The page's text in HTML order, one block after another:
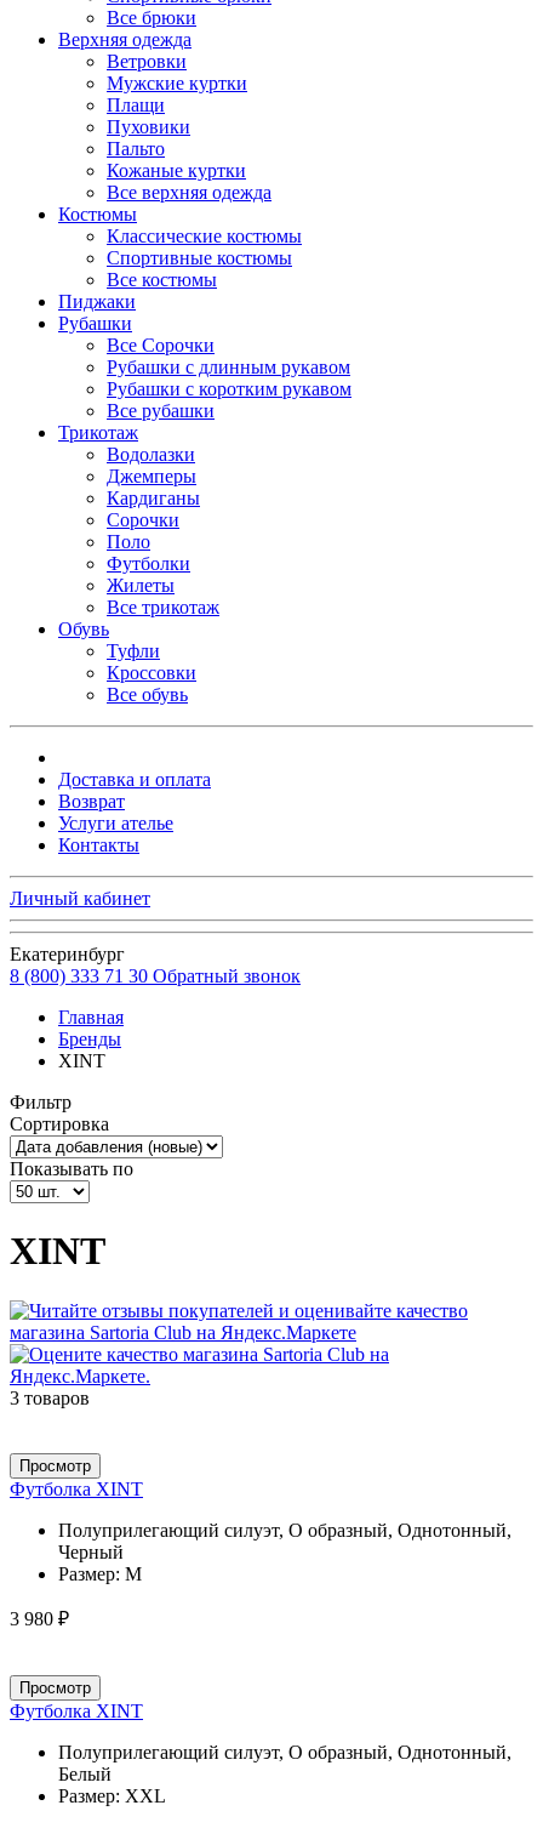
Все брюки
Верхняя одежда
Ветровки
Мужские куртки
Плащи
Пуховики
Пальто
Кожаные куртки
Все верхняя одежда
Костюмы
Классические костюмы
Спортивные костюмы
Все костюмы
Пиджаки
Рубашки
Все Сорочки
Рубашки с длинным рукавом
Рубашки с коротким рукавом
Все рубашки
Трикотаж
Водолазки
Джемперы
Кардиганы
Сорочки
Поло
Футболки
Жилеты
Все трикотаж
Обувь
Туфли
Кроссовки
Все обувь
Доставка и оплата
Возврат
Услуги ателье
Контакты
Личный кабинет
Екатеринбург
8 (800) 333 71 30 Обратный звонок
Главная
Бренды
XINT
Фильтр
Сортировка
Показывать по
XINT
3 товаров
Просмотр
Футболка XINT
Полуприлегающий силуэт, О образный, Однотонный,
Черный
Размер: M
3 980 ₽
Просмотр
Футболка XINT
Полуприлегающий силуэт, О образный, Однотонный,
Белый
Размер: XXL